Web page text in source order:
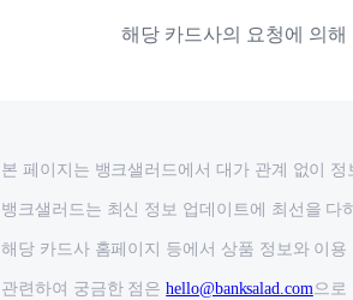
해당 카드사의 요청에 의
본 페이지는 뱅크샐러드에서 대가 관계 없이
뱅크샐러드는 최신 정보 업데이트에 최선을 다
해당 카드사 홈페이지 등에서 상품 정보와 이
관련하여 궁금한 점은 hello@banksalad.com 으로